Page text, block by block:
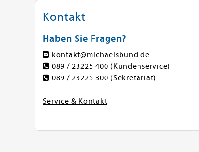
Kontakt
Haben Sie Fragen?
kontakt@michaelsbund.de
089 / 23225 400 (Kundenservice)
089 / 23225 300 (Sekretariat)
Service & Kontakt